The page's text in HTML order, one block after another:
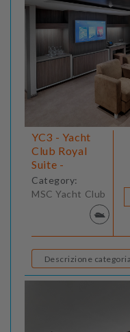
YC3 - Yacht
Club Royal
Suite -
Category:
MSC Yacht Club
Descrizione categoria